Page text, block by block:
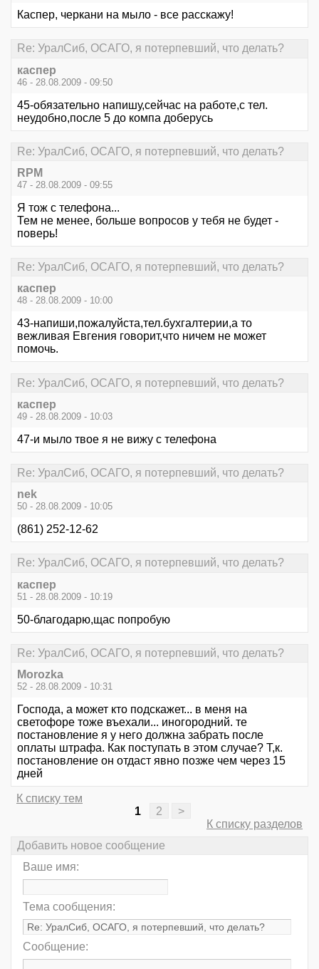
Каспер, черкани на мыло - все расскажу!
Re: УралСиб, ОСАГО, я потерпевший, что делать?
каспер
46 - 28.08.2009 - 09:50
45-обязательно напишу,сейчас на работе,с тел.
неудобно,после 5 до компа доберусь
Re: УралСиб, ОСАГО, я потерпевший, что делать?
RPM
47 - 28.08.2009 - 09:55
Я тож с телефона...
Тем не менее, больше вопросов у тебя не будет -
поверь!
Re: УралСиб, ОСАГО, я потерпевший, что делать?
каспер
48 - 28.08.2009 - 10:00
43-напиши,пожалуйста,тел.бухгалтерии,а то
вежливая Евгения говорит,что ничем не может
помочь.
Re: УралСиб, ОСАГО, я потерпевший, что делать?
каспер
49 - 28.08.2009 - 10:03
47-и мыло твое я не вижу с телефона
Re: УралСиб, ОСАГО, я потерпевший, что делать?
nek
50 - 28.08.2009 - 10:05
(861) 252-12-62
Re: УралСиб, ОСАГО, я потерпевший, что делать?
каспер
51 - 28.08.2009 - 10:19
50-благодарю,щас попробую
Re: УралСиб, ОСАГО, я потерпевший, что делать?
Morozka
52 - 28.08.2009 - 10:31
Господа, а может кто подскажет... в меня на
светофоре тоже въехали... иногородний. те
постановление я у него должна забрать после
оплаты штрафа. Как поступать в этом случае? Т,к.
постановление он отдаст явно позже чем через 15
дней
К списку тем
1
2
>
К списку разделов
Добавить новое сообщение
Ваше имя:
Тема сообщения:
Сообщение: